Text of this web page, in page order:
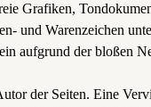
Grafiken,
und Warenzeichen
aufgrund der bloßen
der Seiten. Eine